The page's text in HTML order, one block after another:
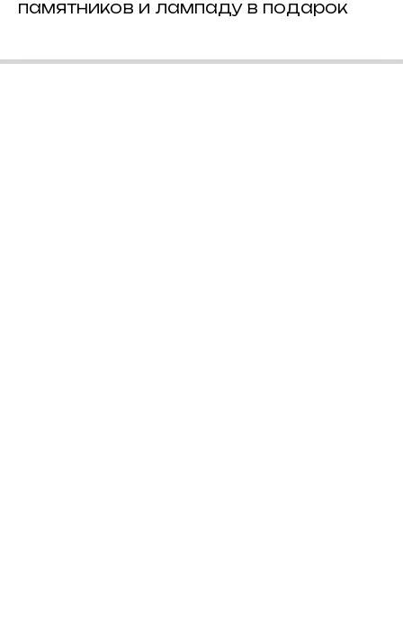
памятников и лампаду в подарок